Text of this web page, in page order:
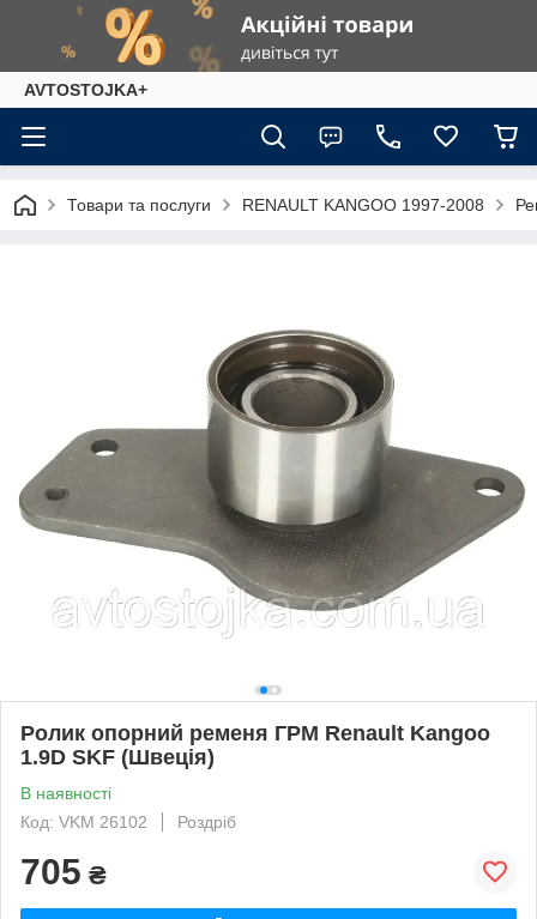
AVTOSTOJKA+
Товари та послуги RENAULT KANGOO 1997-2008
Ролик опорний ременя ГРМ Renault Kangoo
1.9D SKF (Швеція)
В наявності
Код: VKM 26102
Роздріб
705 ₴